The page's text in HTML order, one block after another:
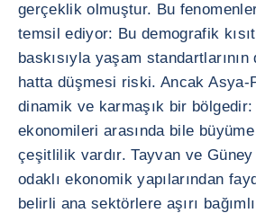
gerçeklik olmuştur. Bu
temsil ediyor: Bu demografik
baskısıyla yaşam
hatta düşmesi riski. Ancak Asya-
dinamik ve karmaşık bir
ekonomileri arasında bile
çeşitlilik vardır. Tayvan ve
odaklı ekonomik yapılarından
belirli ana sektörlere aşırı